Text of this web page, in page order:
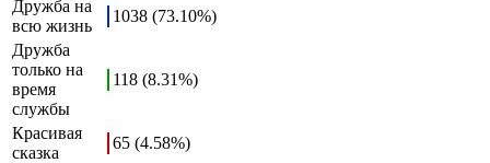
Дружба на
всю жизнь
1038 (73.10%)
Дружба
только на
время
службы
118 (8.31%)
Красивая
сказка
65 (4.58%)